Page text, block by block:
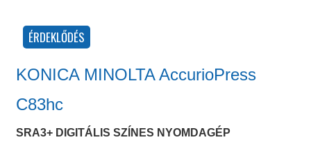
KONICA MINOLTA AccurioPress
C83hc
SRA3+ DIGITÁLIS SZÍNES NYOMDAGÉP